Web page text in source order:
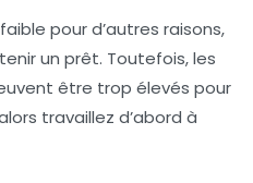
pour d’autres raisons,
un prêt. Toutefois, les
être trop élevés pour
travaillez d’abord à